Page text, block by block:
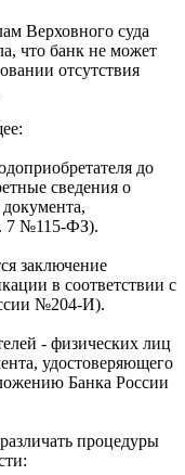
Верховного суда
что банк не может
отсутствия
до
сведения о
7 №115-ФЗ).
заключение
в соответствии с
№204-И).
- физических лиц
удостоверяющего
Банка России
процедуры